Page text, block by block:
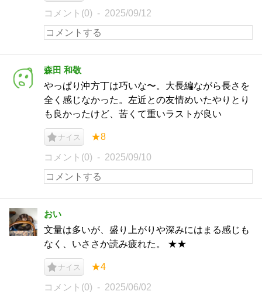
コメント(0) 2025/09/12
森田 和敬
やっぱり沖方丁は巧いな〜。大長編ながら長さを
全く感じなかった。左近との友情めいたやりとり
も良かったけど、苦くて重いラストが良い
ナイス ★8
コメント(0) 2025/09/10
おい
文量は多いが、盛り上がりや深みにはまる感じも
なく、いささか読み疲れた。 ★★
ナイス ★4
コメント(0) 2025/06/02